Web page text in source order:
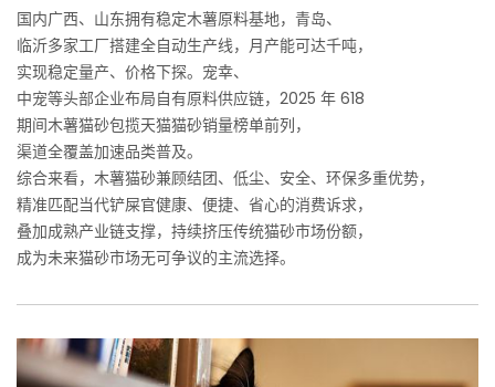
国内广西、山东拥有稳定木薯原料基地，青岛、
临沂多家工厂搭建全自动生产线，月产能可达千吨，
实现稳定量产、价格下探。宠幸、
中宠等头部企业布局自有原料供应链，2025 年 618
期间木薯猫砂包揽天猫猫砂销量榜单前列，
渠道全覆盖加速品类普及。
综合来看，木薯猫砂兼顾结团、低尘、安全、环保多重优势，
精准匹配当代铲屎官健康、便捷、省心的消费诉求，
叠加成熟产业链支撑，持续挤压传统猫砂市场份额，
成为未来猫砂市场无可争议的主流选择。